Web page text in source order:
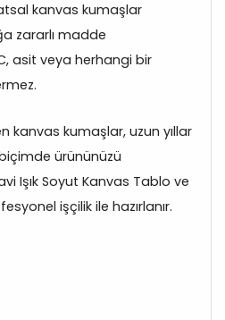
kanvas kumaşlar
zararlı madde
asit veya herhangi bir
kanvas kumaşlar, uzun yıllar
ürününüzü
Işık Soyut Kanvas Tablo ve
işçilik ile hazırlanır.